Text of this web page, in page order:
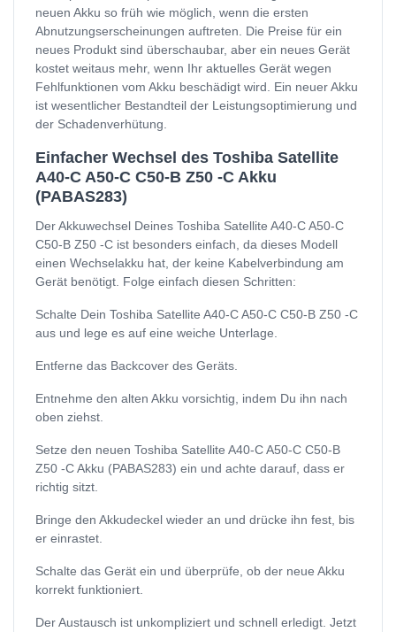
neuen Akku so früh wie möglich, wenn die ersten
Abnutzungserscheinungen auftreten. Die Preise für ein
neues Produkt sind überschaubar, aber ein neues Gerät
kostet weitaus mehr, wenn Ihr aktuelles Gerät wegen
Fehlfunktionen vom Akku beschädigt wird. Ein neuer Akku
ist wesentlicher Bestandteil der Leistungsoptimierung und
der Schadenverhütung.
Einfacher Wechsel des Toshiba Satellite
A40-C A50-C C50-B Z50 -C Akku
(PABAS283)
Der Akkuwechsel Deines Toshiba Satellite A40-C A50-C
C50-B Z50 -C ist besonders einfach, da dieses Modell
einen Wechselakku hat, der keine Kabelverbindung am
Gerät benötigt. Folge einfach diesen Schritten:
Schalte Dein Toshiba Satellite A40-C A50-C C50-B Z50 -C
aus und lege es auf eine weiche Unterlage.
Entferne das Backcover des Geräts.
Entnehme den alten Akku vorsichtig, indem Du ihn nach
oben ziehst.
Setze den neuen Toshiba Satellite A40-C A50-C C50-B
Z50 -C Akku (PABAS283) ein und achte darauf, dass er
richtig sitzt.
Bringe den Akkudeckel wieder an und drücke ihn fest, bis
er einrastet.
Schalte das Gerät ein und überprüfe, ob der neue Akku
korrekt funktioniert.
Der Austausch ist unkompliziert und schnell erledigt. Jetzt